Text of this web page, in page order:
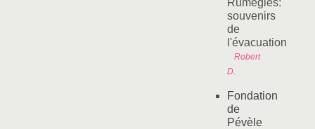
Rumegies:
souvenirs
de
l'évacuation
Robert
D.
Fondation
de
Pévèle